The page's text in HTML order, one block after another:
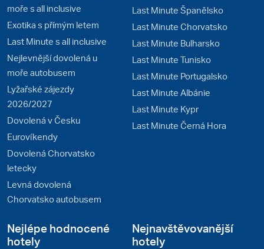
moře s all inclusive
Exotika s přímým letem
Last Minute s all inclusive
Nejlevnější dovolená u
moře autobusem
Lyžařské zájezdy
2026/2027
Dovolená v Česku
Eurovíkendy
Dovolená Chorvatsko
letecky
Levná dovolená
Chorvatsko autobusem
Last Minute Španělsko
Last Minute Chorvatsko
Last Minute Bulharsko
Last Minute Tunisko
Last Minute Portugalsko
Last Minute Albánie
Last Minute Kypr
Last Minute Černá Hora
Nejlépe hodnocené
hotely
Nejnavštěvovanější
hotely